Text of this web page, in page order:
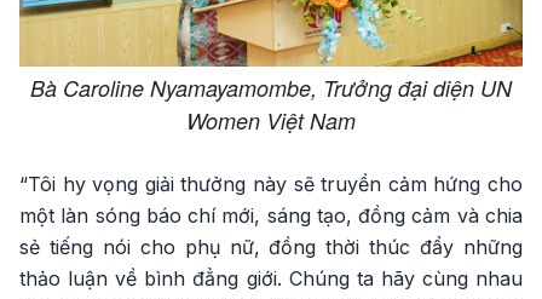
Bà Caroline Nyamayamombe, Trưởng đại diện UN
Women Việt Nam
“Tôi hy vọng giải thưởng này sẽ truyền cảm hứng cho
một làn sóng báo chí mới, sáng tạo, đồng cảm và chia
sẻ tiếng nói cho phụ nữ, đồng thời thúc đẩy những
thảo luận về bình đẳng giới. Chúng ta hãy cùng nhau